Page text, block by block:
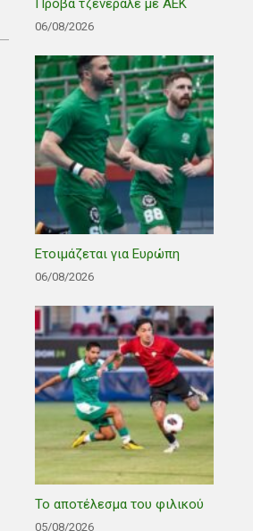
Πρόβα τζενεράλε με ΑΕΚ
06/08/2026
Ετοιμάζεται για Ευρώπη
06/08/2026
Το αποτέλεσμα του φιλικού
05/08/2026